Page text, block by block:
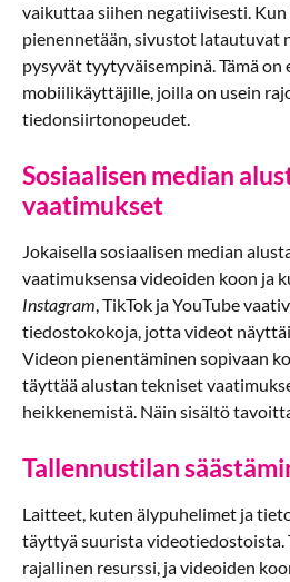
vaikuttaa siihen negatiivisesti.
pienennetään, sivustot latautuvat
pysyvät tyytyväisempinä. Tämä on
mobiilikäyttäjille, joilla on usein
tiedonsiirtonopeudet.
Sosiaalisen median
vaatimukset
Jokaisella sosiaalisen median
vaatimuksensa videoiden koon ja
Instagram, TikTok ja YouTube
tiedostokokoja, jotta videot
Videon pienentäminen sopivaan
täyttää alustan tekniset
heikkenemistä. Näin sisältö
Tallennustilan
Laitteet, kuten älypuhelimet ja
täyttyä suurista videotiedostoista.
rajallinen resurssi, ja videoiden